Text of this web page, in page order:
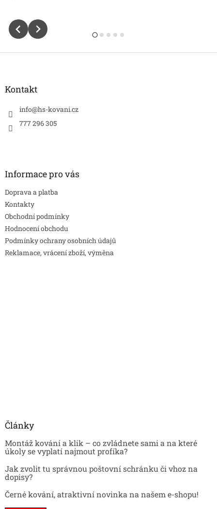
Z
Kontakt
info@hs-kovani.cz
777 296 305
Informace pro vás
Doprava a platba
Kontakty
Obchodní podmínky
Hodnocení obchodu
Podmínky ochrany osobních údajů
Reklamace, vrácení zboží, výměna
Články
Montáž kování a klik – co zvládnete sami a na které
úkoly se vyplatí najmout profíka?
Jak zvolit tu správnou poštovní schránku či vhoz na
dopisy?
Černé kování, atraktivní novinka na našem e-shopu!